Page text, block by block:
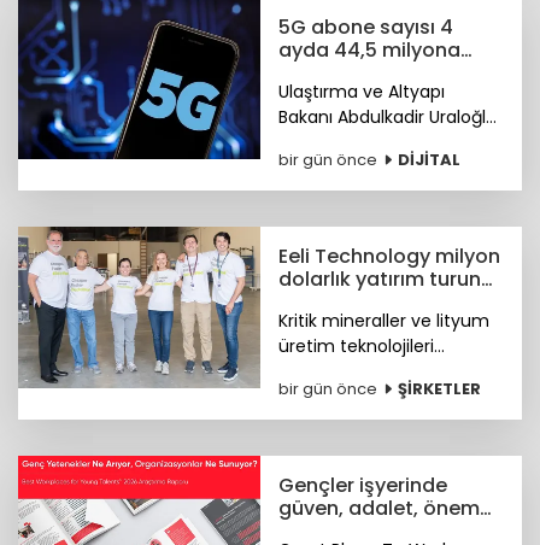
oluşan yeni bir ekip
geçiyor.
5G abone sayısı 4
ayda 44,5 milyona
Ulaştırma ve Altyapı
Bakanı Abdulkadir Uraloğlu,
44,5 milyona ulaştığını
bildirdi.
bir gün önce DİJİTAL
Eeli Technology milyon
dolarlık yatırım turunu
Kritik mineraller ve lityum
üretim teknolojileri
toplam 2 milyon dolar
tutarındaki tohum öncesi
bir gün önce ŞİRKETLER
Gençler işyerinde
güven, adalet, önem